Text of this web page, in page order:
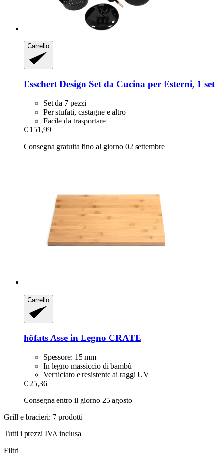
Carrello
Esschert Design Set da Cucina per Esterni, 1 set
Set da 7 pezzi
Per stufati, castagne e altro
Facile da trasportare
€ 151,99
Consegna gratuita fino al giorno 02 settembre
Carrello
höfats Asse in Legno CRATE
Spessore: 15 mm
In legno massiccio di bambù
Verniciato e resistente ai raggi UV
€ 25,36
Consegna entro il giorno 25 agosto
Grill e bracieri: 7 prodotti
Tutti i prezzi IVA inclusa
Filtri